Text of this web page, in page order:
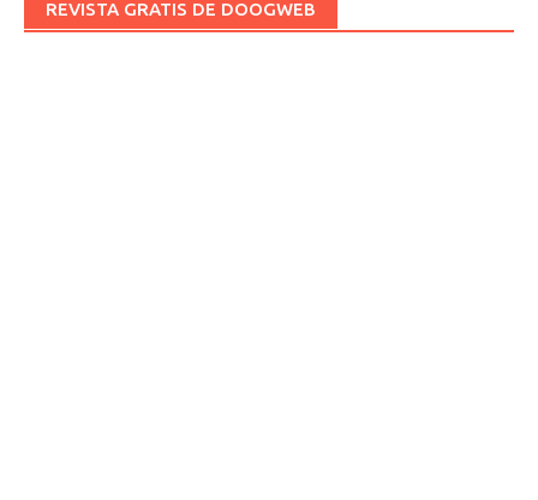
REVISTA GRATIS DE DOOGWEB